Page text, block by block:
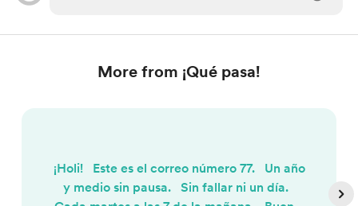
More from ¡Qué pasa!
¡Holi! Este es el correo número 77. Un año
y medio sin pausa. Sin fallar ni un día.